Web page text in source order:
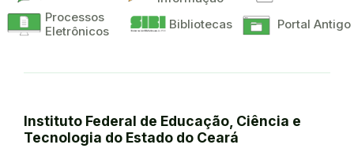
Processos
Eletrônicos
Bibliotecas Portal Antigo
Instituto Federal de Educação, Ciência e
Tecnologia do Estado do Ceará